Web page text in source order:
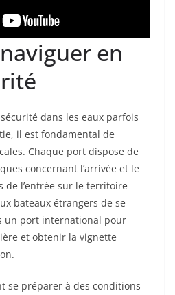
en
dans les eaux parfois
il est fondamental de
Chaque port dispose de
concernant l’arrivée et le
de l’entrée sur le territoire
bateaux étrangers de se
un port international pour
et obtenir la vignette
se préparer à des conditions